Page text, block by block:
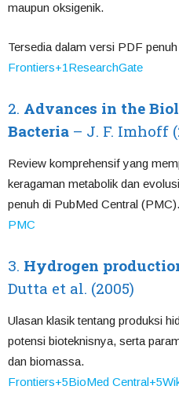
maupun oksigenik.
Tersedia dalam versi PDF
Frontiers+1ResearchGate
2. Advances in the
Bacteria – J. F. Imhoff
Review komprehensif yang
keragaman metabolik dan
penuh di PubMed Central (PMC).
PMC
3. Hydrogen
Dutta et al. (2005)
Ulasan klasik tentang produksi
potensi bioteknisnya, serta
dan biomassa.
Frontiers+5BioMed Central+5